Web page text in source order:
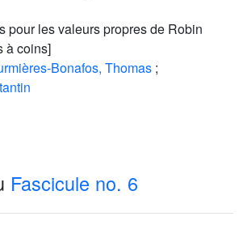
pour les valeurs propres de Robin
à coins]
Bonafos, Thomas ;
Fascicule no. 6